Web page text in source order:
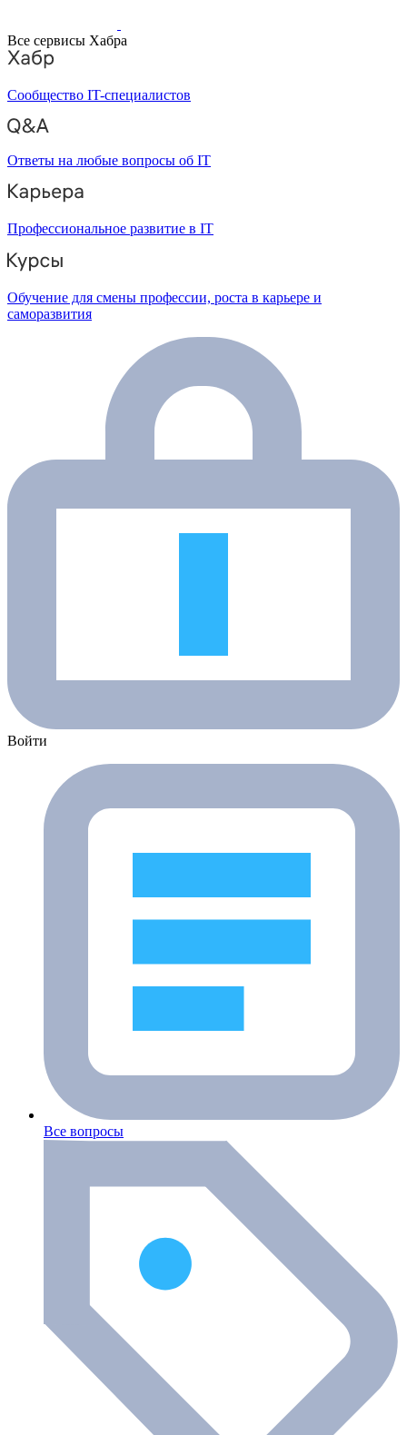
Все сервисы Хабра
Сообщество IT-специалистов
Ответы на любые вопросы об IT
Профессиональное развитие в IT
Обучение для смены профессии, роста в карьере и
саморазвития
Войти
Все вопросы